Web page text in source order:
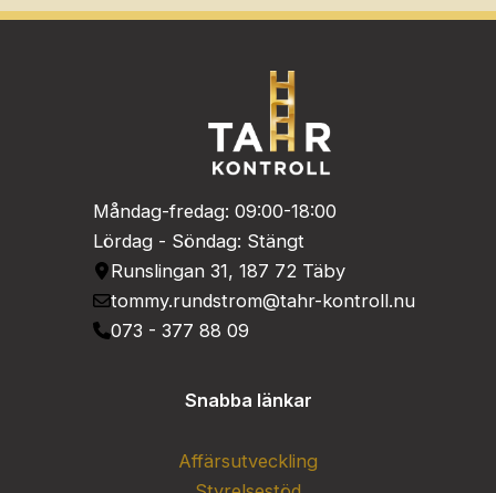
Måndag-fredag: 09:00-18:00
Lördag - Söndag: Stängt
Runslingan 31, 187 72 Täby
tommy.rundstrom@tahr-kontroll.nu
073 - 377 88 09
Snabba länkar
Affärsutveckling